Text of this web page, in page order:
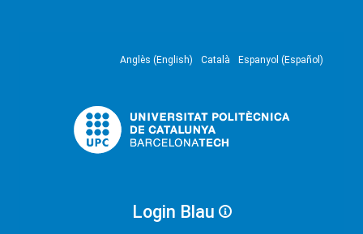
Anglès (English) Català Espanyol (Español)
Login Blau